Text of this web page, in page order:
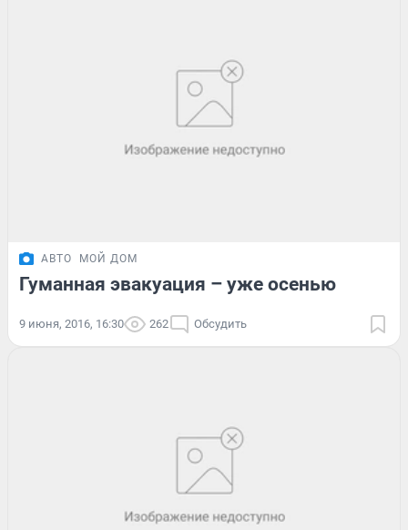
АВТО МОЙ ДОМ
Гуманная эвакуация – уже осенью
9 июня, 2016, 16:30 262 Обсудить